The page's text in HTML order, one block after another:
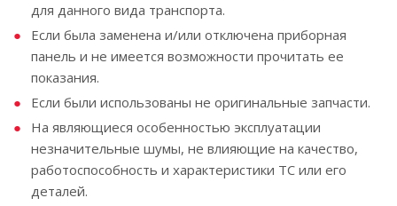
для данного вида транспорта.
Если была заменена и/или отключена приборная
панель и не имеется возможности прочитать ее
показания.
Если были использованы не оригинальные запчасти.
На являющиеся особенностью эксплуатации
незначительные шумы, не влияющие на качество,
работоспособность и характеристики ТС или его
деталей.